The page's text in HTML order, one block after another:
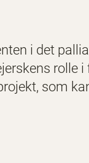
i det
rolle
som